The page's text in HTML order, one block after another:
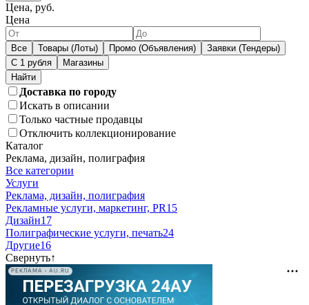
Цена, руб.
Цена
Все Товары (Лоты) Промо (Объявления)
Заявки (Тендеры)
С 1 рубля
Магазины
Доставка по городу
Искать в описании
Только частные продавцы
Отключить коллекционирование
Каталог
Реклама, дизайн, полиграфия
Все категории
Услуги
Реклама, дизайн, полиграфия
Рекламные услуги, маркетинг, PR15
Дизайн17
Полиграфические услуги, печать24
Другие16
Свернуть↑
РЕКЛАМА • AU.RU